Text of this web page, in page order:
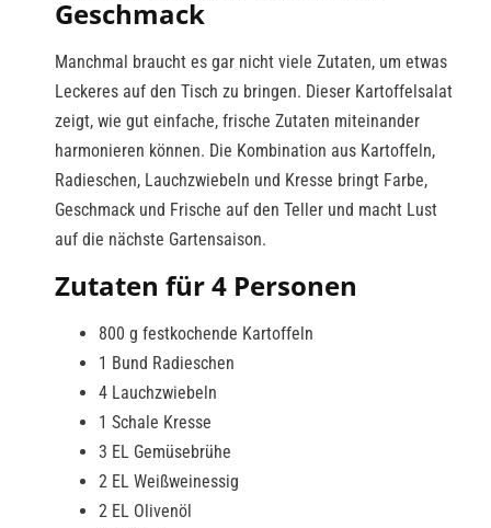
Geschmack
Manchmal braucht es gar nicht viele Zutaten, um etwas
Leckeres auf den Tisch zu bringen. Dieser Kartoffelsalat
zeigt, wie gut einfache, frische Zutaten miteinander
harmonieren können. Die Kombination aus Kartoffeln,
Radieschen, Lauchzwiebeln und Kresse bringt Farbe,
Geschmack und Frische auf den Teller und macht Lust
auf die nächste Gartensaison.
Zutaten für 4 Personen
800 g festkochende Kartoffeln
1 Bund Radieschen
4 Lauchzwiebeln
1 Schale Kresse
3 EL Gemüsebrühe
2 EL Weißweinessig
2 EL Olivenöl